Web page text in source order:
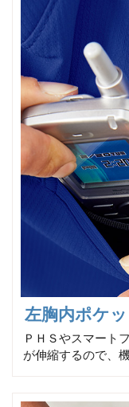
左胸内ポケッ
ＰＨＳやスマート
が伸縮するので、